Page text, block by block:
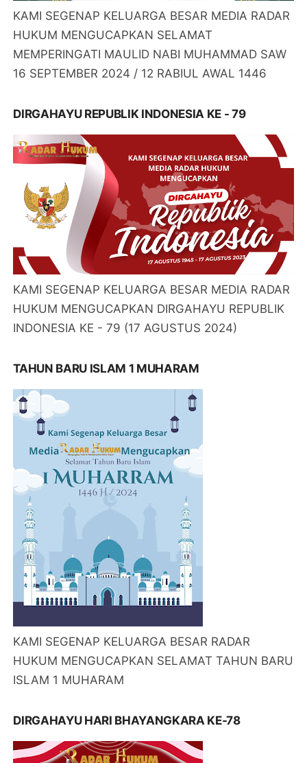
KAMI SEGENAP KELUARGA BESAR MEDIA RADAR
HUKUM MENGUCAPKAN SELAMAT
MEMPERINGATI MAULID NABI MUHAMMAD SAW
16 SEPTEMBER 2024 / 12 RABIUL AWAL 1446
DIRGAHAYU REPUBLIK INDONESIA KE - 79
KAMI SEGENAP KELUARGA BESAR MEDIA RADAR
HUKUM MENGUCAPKAN DIRGAHAYU REPUBLIK
INDONESIA KE - 79 (17 AGUSTUS 2024)
TAHUN BARU ISLAM 1 MUHARAM
KAMI SEGENAP KELUARGA BESAR RADAR
HUKUM MENGUCAPKAN SELAMAT TAHUN BARU
ISLAM 1 MUHARAM
DIRGAHAYU HARI BHAYANGKARA KE-78